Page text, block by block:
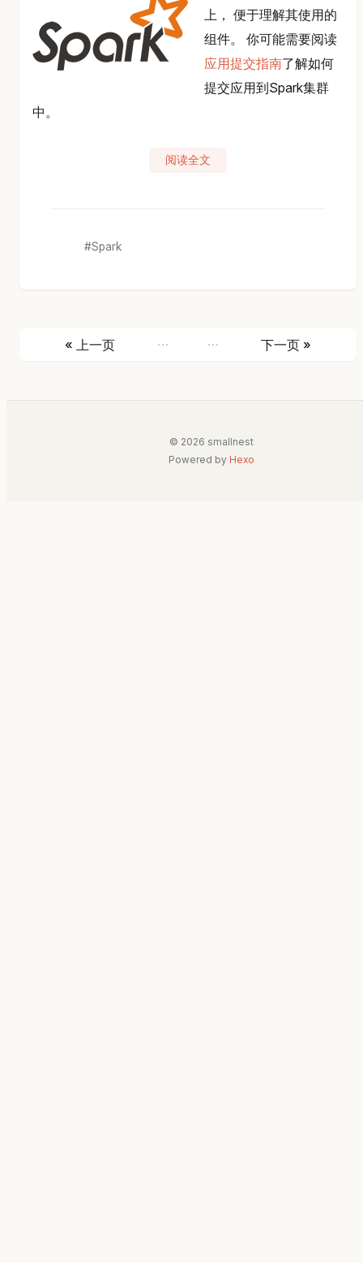
上， 便于理解其使用的
组件。 你可能需要阅读
应用提交指南了解如何
提交应用到Spark集群
中。
阅读全文
Spark
« 上一页 … … 下一页 »
© 2026 smallnest
Powered by Hexo